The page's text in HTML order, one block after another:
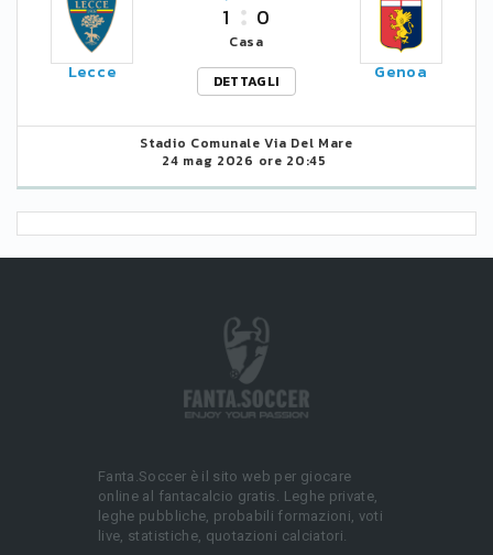
Lecce
1 0
Casa
DETTAGLI
Genoa
Stadio Comunale Via Del Mare
24 mag 2026 ore 20:45
Fanta.Soccer è il sito web per giocare
online al fantacalcio gratis. Leghe private,
leghe pubbliche, probabili formazioni, voti
live, statistiche, quotazioni calciatori.